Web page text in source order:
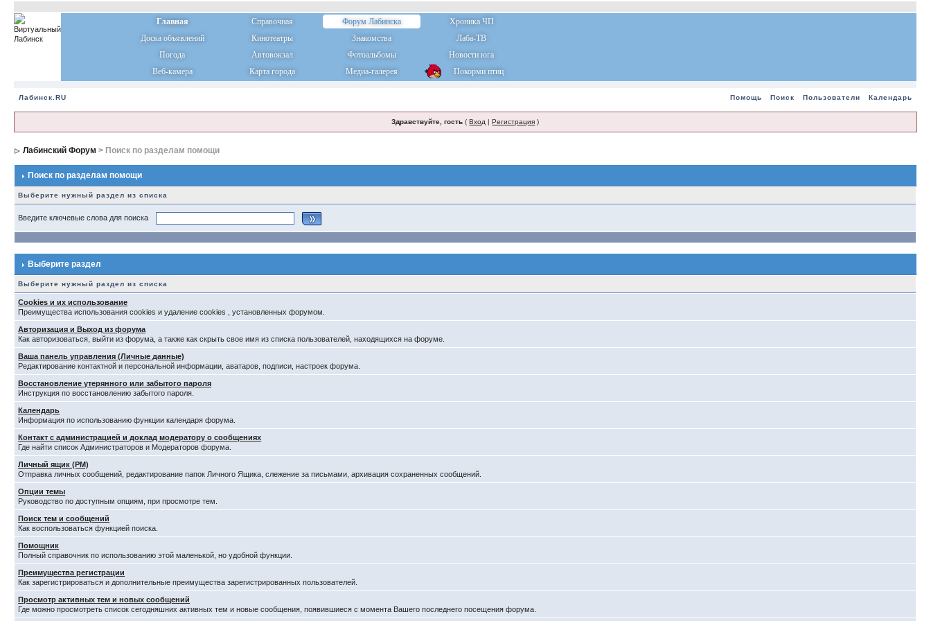
Главная Справочная Форум Лабинска
Хроника ЧП
Доска объявлений
Кинотеатры Знакомства
Лаба-ТВ
Погода
Автовокзал Фотоальбомы
Новости юга
Веб-камера
Карта города Медиа-галерея Покорми птиц
Лабинск.RU Помощь Поиск Пользователи Календарь
Здравствуйте, гость (Вход |Регистрация )
Лабинский Форум > Поиск по разделам помощи
Поиск по разделам помощи
Выберите нужный раздел из списка
Введите ключевые слова для поиска
Выберите раздел
Выберите нужный раздел из списка
Cookies и их использование
Преимущества использования cookies и удаление cookies , установленных форумом.
Авторизация и Выход из форума
Как авторизоваться, выйти из форума, а также как скрыть свое имя из списка пользователей, находящихся на форуме.
Ваша панель управления (Личные данные)
Редактирование контактной и персональной информации, аватаров, подписи, настроек форума.
Восстановление утерянного или забытого пароля
Инструкция по восстановлению забытого пароля.
Календарь
Информация по использованию функции календаря форума.
Контакт с администрацией и доклад модератору о сообщениях
Где найти список Администраторов и Модераторов форума.
Личный ящик (PM)
Отправка личных сообщений, редактирование папок Личного Ящика, слежение за письмами, архивация сохраненных сообщений.
Опции темы
Руководство по доступным опциям, при просмотре тем.
Поиск тем и сообщений
Как воспользоваться функцией поиска.
Помощник
Полный справочник по использованию этой маленькой, но удобной функции.
Преимущества регистрации
Как зарегистрироваться и дополнительные преимущества зарегистрированных пользователей.
Просмотр активных тем и новых сообщений
Где можно просмотреть список сегодняшних активных тем и новые сообщения, появившиеся с момента Вашего последнего посещения форума.